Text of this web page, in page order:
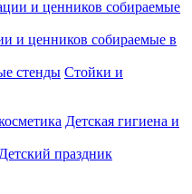
и ценников собираемые в
Стойки и
Детская гигиена и
Детский праздник